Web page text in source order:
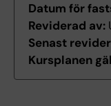
Datum för
Reviderad av:
Senast
Kursplanen